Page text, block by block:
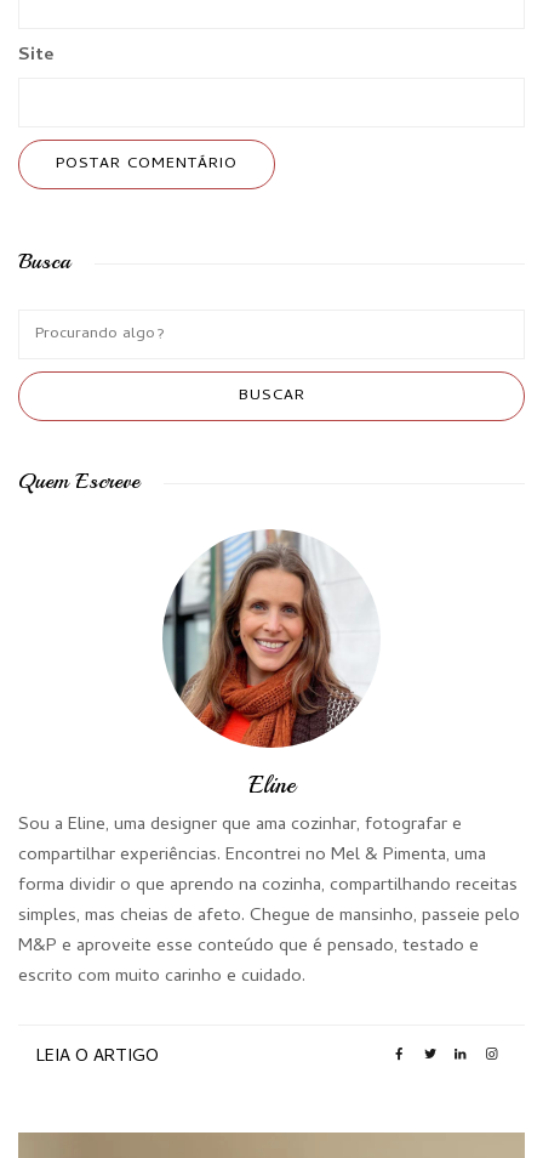
Site
Busca
Quem Escreve
Eline
Sou a Eline, uma designer que ama cozinhar, fotografar e
compartilhar experiências. Encontrei no Mel & Pimenta, uma
forma dividir o que aprendo na cozinha, compartilhando receitas
simples, mas cheias de afeto. Chegue de mansinho, passeie pelo
M&P e aproveite esse conteúdo que é pensado, testado e
escrito com muito carinho e cuidado.
LEIA O ARTIGO